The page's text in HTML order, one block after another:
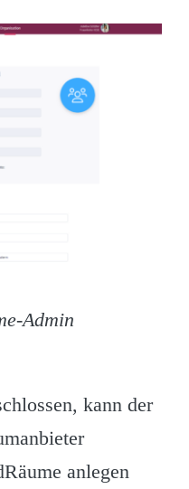
Admin
kann der
anlegen